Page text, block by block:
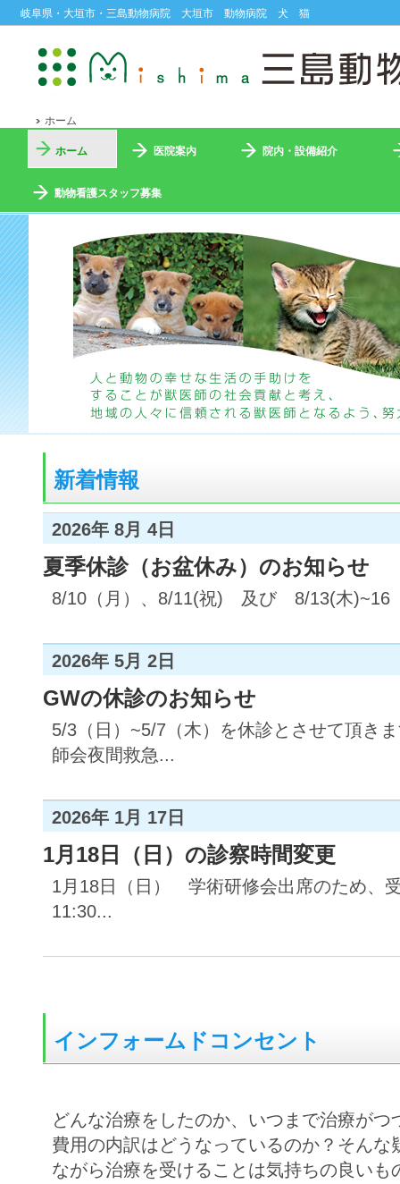
岐阜県・大垣市・三島動物病院 大垣市 動物病院 犬 猫
ホーム
ホーム 医院案内 院内・設備紹介
動物看護スタッフ募集
新着情報
2026年 8月 4日
夏季休診（お盆休み）のお知らせ
8/10（月）、8/11(祝) 及び 8/13(木)~16
2026年 5月 2日
GWの休診のお知らせ
5/3（日）~5/7（木）を休診とさせて頂き
師会夜間救急...
2026年 1月 17日
1月18日（日）の診察時間変更
1月18日（日） 学術研修会出席のため、
11:30...
インフォームドコンセント
どんな治療をしたのか、いつまで治療がつ
費用の内訳はどうなっているのか？そんな
ながら治療を受けることは気持ちの良いも